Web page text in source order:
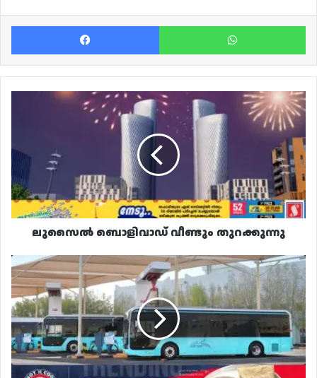
Facebook
ലുസൈൽ
ലുസൈൽ ബൊളിവാഡ് വീണ്ടും തുറക്കുന്നു
പൊതുഗതാഗത
മാസ്റ്റർപ്ലാൻ;
സർവേയിൽ
പങ്കെടുക്കാൻ
പൊതുജനങ്ങളെ
ക്ഷണിച്ച്
മന്ത്രാലയം